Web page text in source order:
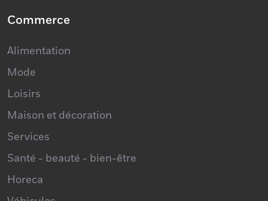
Alimentation
Mode
Loisirs
Maison et décoration
Services
Santé - beauté - bien-être